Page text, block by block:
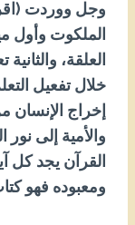
وجل ووردت
الملكوت وأول
العلقة،
خلال تفعيل
إخراج الإنسان
والأمية إلى نور
القرآن يجد كل
ومعبوده فهو